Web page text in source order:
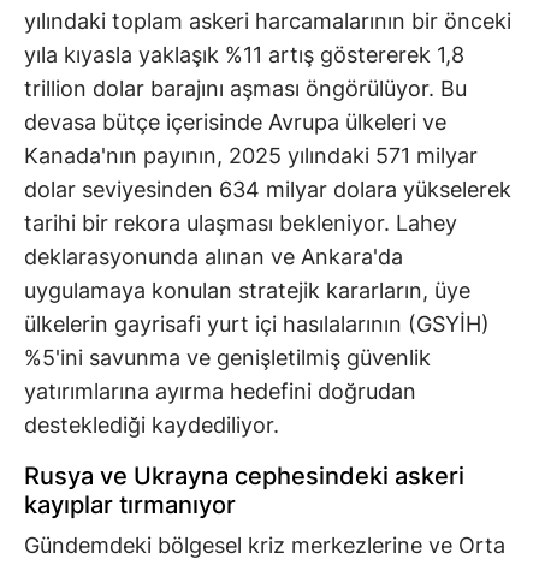
yılındaki toplam askeri harcamalarının bir önceki
yıla kıyasla yaklaşık %11 artış göstererek 1,8
trillion dolar barajını aşması öngörülüyor. Bu
devasa bütçe içerisinde Avrupa ülkeleri ve
Kanada'nın payının, 2025 yılındaki 571 milyar
dolar seviyesinden 634 milyar dolara yükselerek
tarihi bir rekora ulaşması bekleniyor. Lahey
deklarasyonunda alınan ve Ankara'da
uygulamaya konulan stratejik kararların, üye
ülkelerin gayrisafi yurt içi hasılalarının (GSYİH)
%5'ini savunma ve genişletilmiş güvenlik
yatırımlarına ayırma hedefini doğrudan
desteklediği kaydediliyor.
Rusya ve Ukrayna cephesindeki askeri
kayıplar tırmanıyor
Gündemdeki bölgesel kriz merkezlerine ve Orta